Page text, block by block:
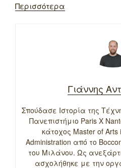
Περισσότερα
Γιάννης
Σπούδασε Ιστορία της
Πανεπιστήμιο Paris X
κάτοχος Master of Arts
Administration από το
του Μιλάνου. Ως
ασχολήθηκε με την